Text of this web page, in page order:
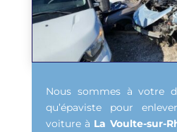
Nous sommes à votre
qu’épaviste pour
voiture à La Voulte-sur-